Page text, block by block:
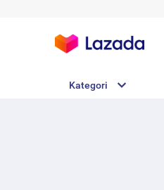
Kategori